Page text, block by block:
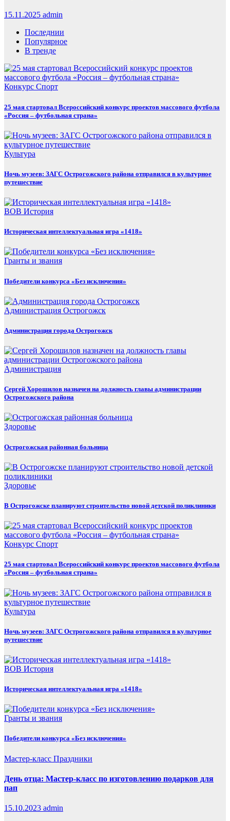
15.11.2025 admin
Последнии
Популярное
В тренде
Конкурс Спорт
25 мая стартовал Всероссийский конкурс проектов массового футбола
«Россия – футбольная страна»
Культура
Ночь музеев: ЗАГС Острогожского района отправился в культурное
путешествие
ВОВ История
Историческая интеллектуальная игра «1418»
Гранты и звания
Победители конкурса «Без исключения»
Администрация Острогожск
Администрация города Острогожск
Администрация
Сергей Хорошилов назначен на должность главы администрации
Острогожского района
Здоровье
Острогожская районная больница
Здоровье
В Острогожске планируют строительство новой детской поликлиники
Конкурс Спорт
25 мая стартовал Всероссийский конкурс проектов массового футбола
«Россия – футбольная страна»
Культура
Ночь музеев: ЗАГС Острогожского района отправился в культурное
путешествие
ВОВ История
Историческая интеллектуальная игра «1418»
Гранты и звания
Победители конкурса «Без исключения»
Мастер-класс Праздники
День отца: Мастер-класс по изготовлению подарков для
пап
15.10.2023 admin